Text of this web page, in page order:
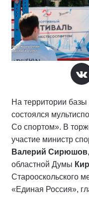
На территории
состоялся
Со спортом». В
участие министр
Валерий Сирюшов
областной Думы
Старооскольского
«Единая Россия»,